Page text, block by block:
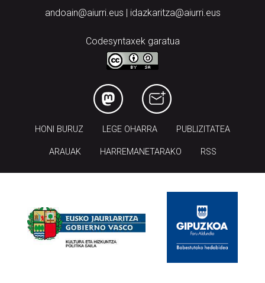
andoain@aiurri.eus | idazkaritza@aiurri.eus
Codesyntaxek garatua
HONI BURUZ LEGE OHARRA PUBLIZITATEA
ARAUAK HARREMANETARAKO RSS